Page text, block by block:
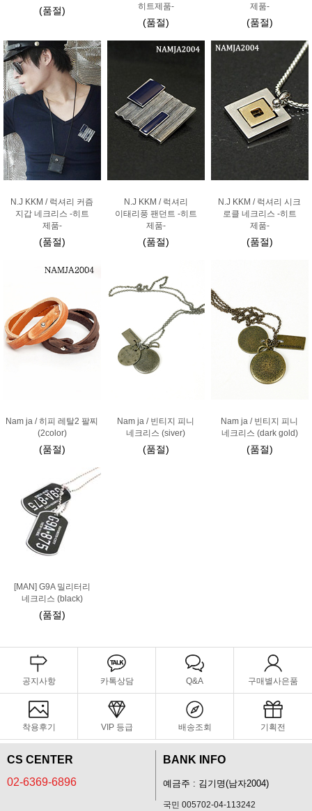
(품절)
히트제품-
(품절)
제품-
(품절)
N.J KKM / 럭셔리 커즘
지갑 네크리스 -히트
제품-
(품절)
N.J KKM / 럭셔리
이태리풍 팬던트 -히트
제품-
(품절)
N.J KKM / 럭셔리 시크
로클 네크리스 -히트
제품-
(품절)
Nam ja / 히피 레탈2 팔찌
(2color)
(품절)
Nam ja / 빈티지 피니
네크리스 (siver)
(품절)
Nam ja / 빈티지 피니
네크리스 (dark gold)
(품절)
[MAN] G9A 밀리터리
네크리스 (black)
(품절)
공지사항 카톡상담 Q&A 구매별사은품
착용후기 VIP 등급 배송조회 기획전
CS CENTER
02-6369-6896
BANK INFO
예금주 : 김기명(남자2004)
국민 005702-04-113242